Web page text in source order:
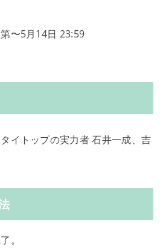
〜5月14日 23:59
イトップの実力者 石井一成、吉
。